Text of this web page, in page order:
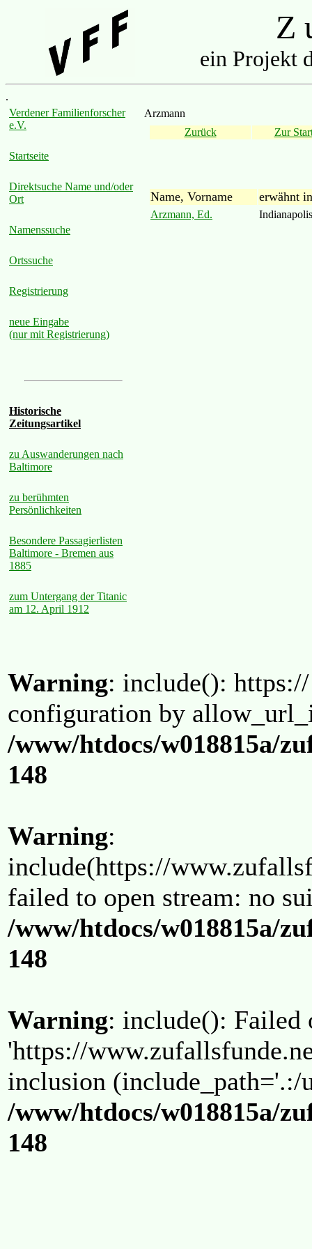
Z
ein Projekt
.
Verdener Familienforscher
e.V.
Startseite
Direktsuche Name und/oder
Ort
Namenssuche
Ortssuche
Registrierung
neue Eingabe
(nur mit Registrierung)
Historische
Zeitungsartikel
zu Auswanderungen nach
Baltimore
zu berühmten
Persönlichkeiten
Besondere Passagierlisten
Baltimore - Bremen aus
1885
zum Untergang der Titanic
am 12. April 1912
Arzmann
Zurück
Zur
Name, Vorname erwähnt in
Arzmann, Ed.
Warning: include():
configuration by
/www/htdocs/w018815a/
148
Warning:
include(https://
failed to open stream: no
/www/htdocs/w018815a/
148
Warning: include(): Failed
'https://
inclusion (include_path='.:/
/www/htdocs/w018815a/
148